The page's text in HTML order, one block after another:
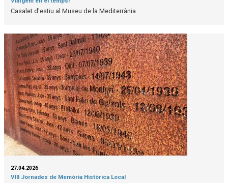
Casalet d'estiu al Museu de la Mediterrània
27.04.2026
VIII Jornades de Memòria Històrica Local